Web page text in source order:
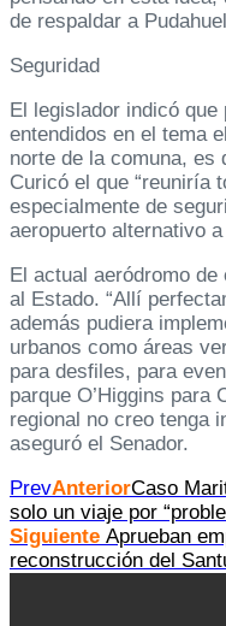
de respaldar a
Seguridad
El legislador indicó
entendidos en el tema
norte de la comuna, es
Curicó el que “reuniría
especialmente de
aeropuerto alternativo
El actual aeródromo
al Estado. “Allí
además pudiera
urbanos como áreas
para desfiles, para
parque O’Higgins para
regional no creo tenga
aseguró el Senador.
PrevAnteriorCaso
solo un viaje por
Siguiente Aprueban
reconstrucción del